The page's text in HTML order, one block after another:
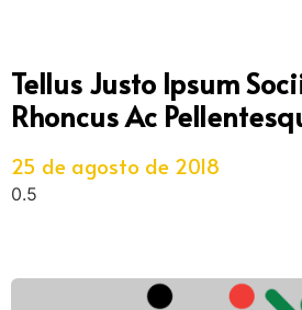
Tellus Justo Ipsum
Rhoncus Ac
25 de agosto de 2018